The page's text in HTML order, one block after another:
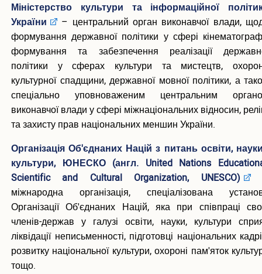
Міністерство культури та інформаційної
України
– центральний орган виконавчої влади,
формування державної політики у сфері
формування та забезпечення реалізації
політики у сферах культури та мистецтв,
культурної спадщини, державної мовної політики, а
спеціально уповноваженим центральним
виконавчої влади у сфері міжнаціональних відносин,
та захисту прав національних меншин України.
Організація Об'єднаних Націй з питань освіти,
культури, ЮНЕСКО (англ. United Nations
Scientific and Cultural Organization, UNESCO)
міжнародна організація, спеціалізована
Організації Об'єднаних Націй, яка при співпраці
членів-держав у галузі освіти, науки, культури
ліквідації неписьменності, підготовці національних
розвитку національної культури, охороні пам'яток
тощо.